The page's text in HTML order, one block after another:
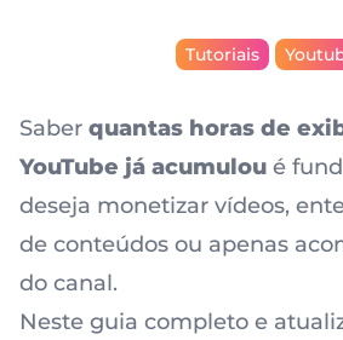
Tutoriais
Saber quantas horas de
YouTube já acumulou é
deseja monetizar vídeos,
de conteúdos ou apenas
do canal.
Neste guia completo e